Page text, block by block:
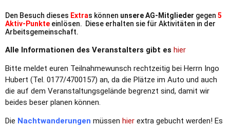
Den Besuch dieses Extras können unsere AG-Mitglieder gegen 5
Aktiv-Punkte einlösen. Diese erhalten sie für Aktivitäten in der
Arbeitsgemeinschaft.
Alle Informationen des Veranstalters gibt es hier
Bitte meldet euren Teilnahmewunsch rechtzeitig bei Herrn Ingo
Hubert (Tel. 0177/4700157) an, da die Plätze im Auto und auch
die auf dem Veranstaltungsgelände begrenzt sind, damit wir
beides beser planen können.
Die Nachtwanderungen müssen hier extra gebucht werden! Es